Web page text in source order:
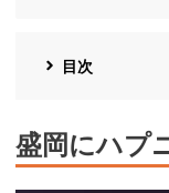
目次
盛岡にハプ